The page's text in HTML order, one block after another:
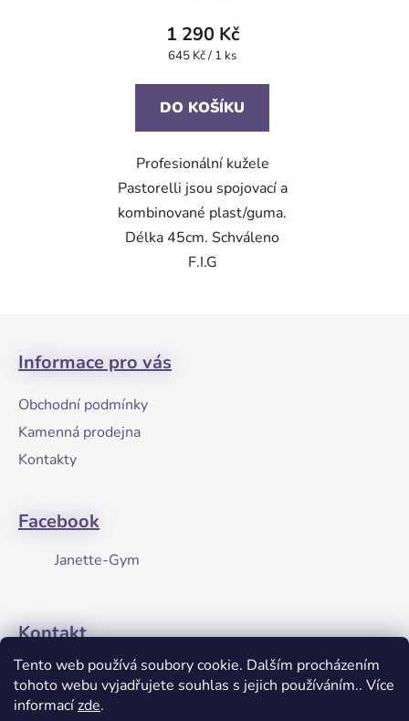
Tento web používá soubory cookie. Dalším procházením
tohoto webu vyjadřujete souhlas s jejich používáním.. Více
informacízde.
1 290 Kč
Měrná
645 Kč / 1 ks
DO KOŠÍKU
Profesionální kužele
Pastorelli jsou spojovací a
kombinované plast/guma.
Délka 45cm. Schváleno
F.I.G
Informace pro vás
Obchodní podmínky
Kamenná prodejna
Kontakty
Facebook
Janette-Gym
Kontakt
+420608274762